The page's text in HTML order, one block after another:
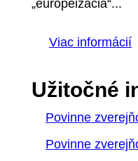
„europeizácia“...
Viac informácií
Užitočné
Povinne
Povinne